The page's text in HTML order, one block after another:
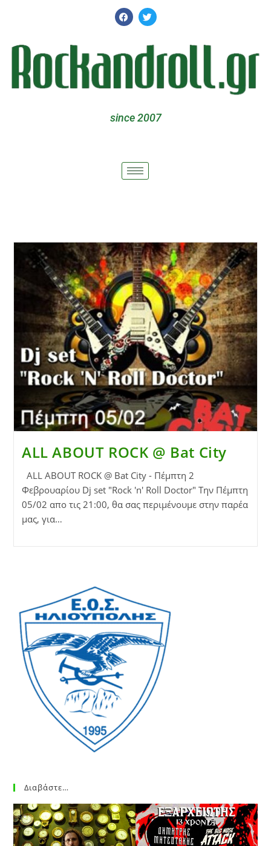
since 2007
ALL ABOUT ROCK @ Bat City
ALL ABOUT ROCK @ Bat City - Πέμπτη 2
Φεβρουαρίου Dj set "Rock 'n' Roll Doctor" Την Πέμπτη
05/02 απο τις 21:00, θα σας περιμένουμε στην παρέα
μας, για…
Διαβάστε…